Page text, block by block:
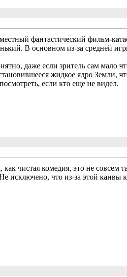
фантастический фильм-
В основном из-за средней
даже если зритель сам мало
жидкое ядро Земли,
если кто еще не видел.
чистая комедия, это не совсем
что из-за этой канвы